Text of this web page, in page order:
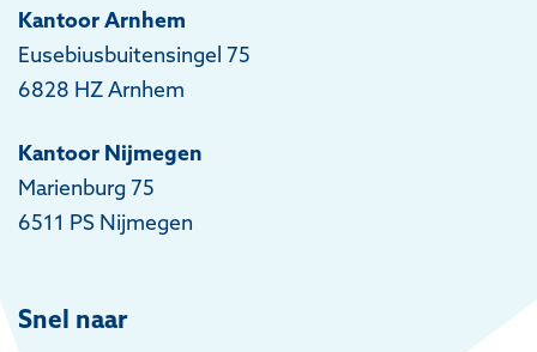
Kantoor Arnhem
Eusebiusbuitensingel 75
6828 HZ Arnhem
Kantoor Nijmegen
Marienburg 75
6511 PS Nijmegen
Snel naar